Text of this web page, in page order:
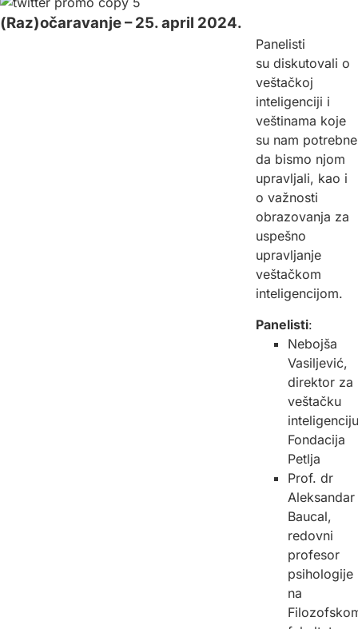
(Raz)očaravanje – 25. april 2024.
Panelisti
su diskutovali o
veštačkoj
inteligenciji i
veštinama koje
su nam potrebne
da bismo njom
upravljali, kao i
o važnosti
obrazovanja za
uspešno
upravljanje
veštačkom
inteligencijom.
Panelisti:
Nebojša
Vasiljević,
direktor za
veštačku
Fondacija
Petlja
Prof. dr
Aleksandar
Baucal,
redovni
profesor
psihologije
na